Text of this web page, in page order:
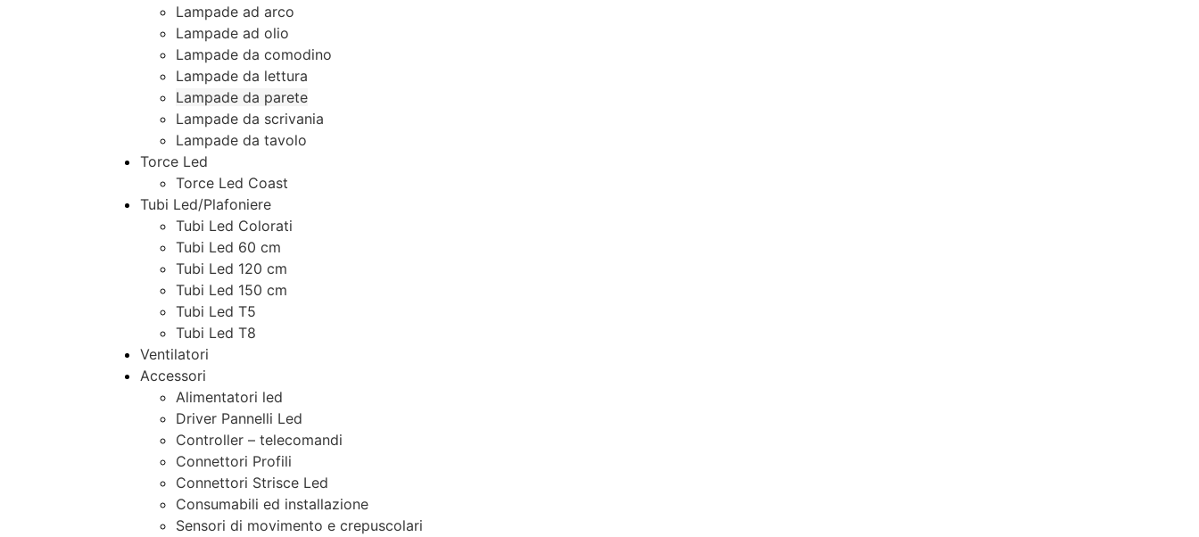
Lampade ad arco
Lampade ad olio
Lampade da comodino
Lampade da lettura
Lampade da parete
Lampade da scrivania
Lampade da tavolo
Torce Led
Torce Led Coast
Tubi Led/Plafoniere
Tubi Led Colorati
Tubi Led 60 cm
Tubi Led 120 cm
Tubi Led 150 cm
Tubi Led T5
Tubi Led T8
Ventilatori
Accessori
Alimentatori led
Driver Pannelli Led
Controller – telecomandi
Connettori Profili
Connettori Strisce Led
Consumabili ed installazione
Sensori di movimento e crepuscolari